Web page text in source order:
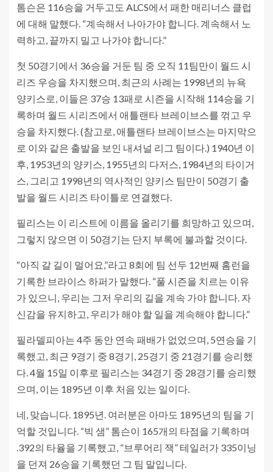
톰슨은 116승을 거두고도 ALCS에서 패한 매리너스 클럽
에 대해 말했다. “계속해서 나아가야 합니다. 계속해서 노
력하고, 끝까지 밀고 나가야 합니다.”
첫 50경기에서 36승을 거둔 팀 중 오직 11팀만이 월드 시
리즈 우승을 차지했으며, 최근의 사례는 1998년의 뉴욕
양키스로, 이들은 37승 13패로 시즌을 시작해 114승을 기
록하며 월드 시리즈에서 애틀랜타 브레이브스를 꺾고 우
승을 차지했다. (참고로, 애틀랜타 브레이브스는 마지막으
로 이와 같은 출발을 보인 내셔널 리그 팀이다.) 1940년 이
후, 1953년의 양키스, 1955년의 다저스, 1984년의 타이거
스, 그리고 1998년의 역사적인 양키스 팀만이 50경기 출
발을 월드 시리즈 타이틀로 연결했다.
필리스는 이 리스트에 이름을 올리기를 희망하고 있으며,
그렇지 않으면 이 50경기는 단지 부록에 불과할 것이다.
“아직 갈 길이 멀어요,”라고 8회에 팀 선두 12번째 홈런을
기록한 브라이스 하퍼가 말했다. “풀 시즌을 치르는 이유
가 있으니, 우리는 그저 우리의 길을 계속 가야 합니다. 자
신감을 유지하고, 우리가 해야 할 일을 계속해야 합니다.”
필라델피아는 4주 동안 연속 패배가 없었으며, 5연승을 기
록했고, 최근 9경기 중 8경기, 25경기 중 21경기를 승리했
다. 4월 15일 이후로 필리스는 34경기 중 28경기를 승리했
으며, 이는 1895년 이후 처음 있는 일이다.
네, 맞습니다. 1895년. 여러분은 아마도 1895년의 팀을 기
억할 것입니다. “빅 샘” 톰슨이 165개의 타점을 기록하며
.392의 타율을 기록했고, “브루어리 잭” 테일러가 335이닝
을 던져 26승을 기록했던 그 팀 말입니다.